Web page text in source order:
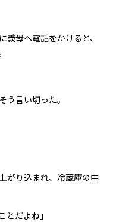
母へ電話をかけると、
う言い切った。
がり込まれ、冷蔵庫の中
とだよね」